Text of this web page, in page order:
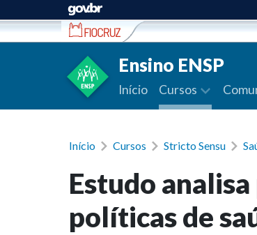
Ir para conteúdo
Ensino ENSP
Início Cursos
Início Cursos Stricto Sensu
Estudo
políticas de